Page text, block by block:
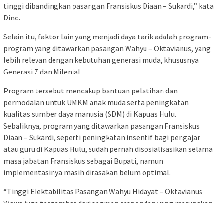
tinggi dibandingkan pasangan Fransiskus Diaan – Sukardi,” kata
Dino.
Selain itu, faktor lain yang menjadi daya tarik adalah program-
program yang ditawarkan pasangan Wahyu – Oktavianus, yang
lebih relevan dengan kebutuhan generasi muda, khususnya
Generasi Z dan Milenial.
Program tersebut mencakup bantuan pelatihan dan
permodalan untuk UMKM anak muda serta peningkatan
kualitas sumber daya manusia (SDM) di Kapuas Hulu.
Sebaliknya, program yang ditawarkan pasangan Fransiskus
Diaan – Sukardi, seperti peningkatan insentif bagi pengajar
atau guru di Kapuas Hulu, sudah pernah disosialisasikan selama
masa jabatan Fransiskus sebagai Bupati, namun
implementasinya masih dirasakan belum optimal.
“Tinggi Elektabilitas Pasangan Wahyu Hidayat – Oktavianus